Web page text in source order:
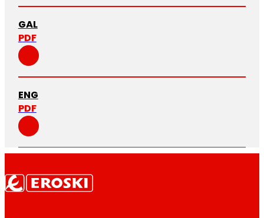
GAL
PDF
ENG
PDF